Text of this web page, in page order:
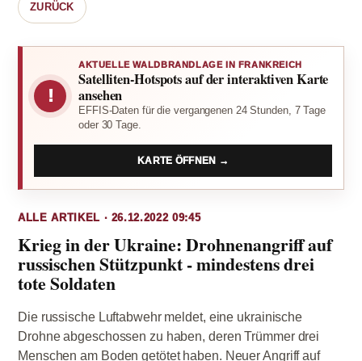
ZURÜCK
!
AKTUELLE WALDBRANDLAGE IN FRANKREICH
Satelliten-Hotspots auf der interaktiven Karte
ansehen
EFFIS-Daten für die vergangenen 24 Stunden, 7 Tage
oder 30 Tage.
KARTE ÖFFNEN →
ALLE ARTIKEL · 26.12.2022 09:45
Krieg in der Ukraine: Drohnenangriff auf
russischen Stützpunkt - mindestens drei
tote Soldaten
Die russische Luftabwehr meldet, eine ukrainische
Drohne abgeschossen zu haben, deren Trümmer drei
Menschen am Boden getötet haben. Neuer Angriff auf